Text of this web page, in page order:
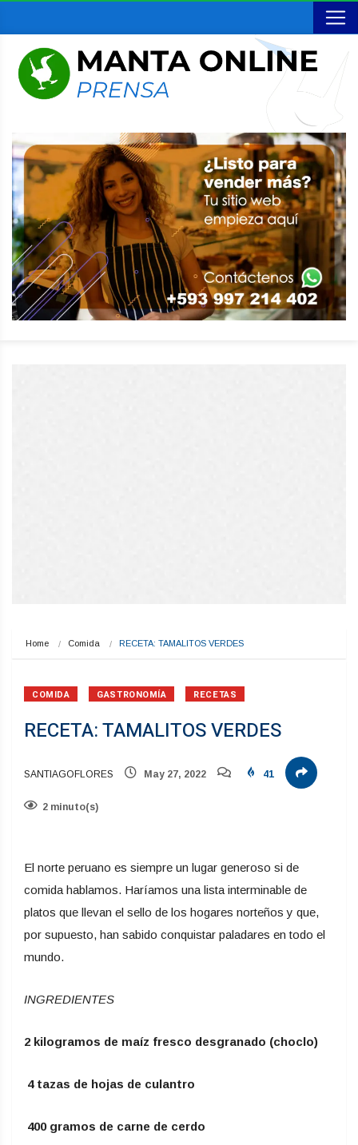
Home Comida RECETA: TAMALITOS VERDES
COMIDA GASTRONOMÍA RECETAS
RECETA: TAMALITOS VERDES
SANTIAGOFLORES May 27, 2022 41
2 minuto(s)
El norte peruano es siempre un lugar generoso si de
comida hablamos. Haríamos una lista interminable de
platos que llevan el sello de los hogares norteños y que,
por supuesto, han sabido conquistar paladares en todo el
mundo.
INGREDIENTES
2 kilogramos de maíz fresco desgranado (choclo)
4 tazas de hojas de culantro
400 gramos de carne de cerdo